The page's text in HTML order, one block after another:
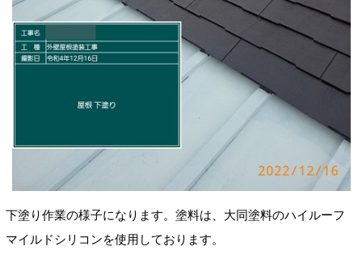
下塗り作業の様子になります。塗料は、大同塗料のハイルーフ
マイルドシリコンを使用しております。